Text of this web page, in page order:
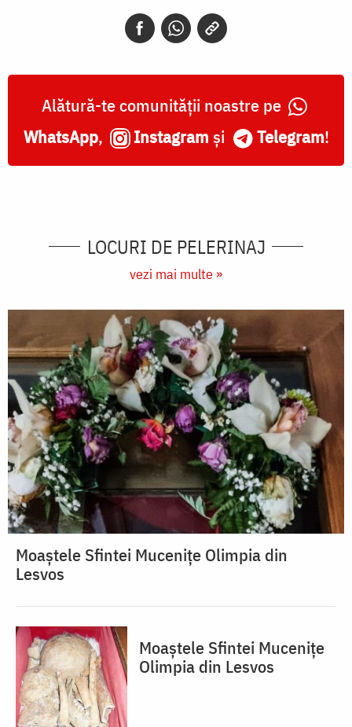
Alătură-te comunității noastre pe
WhatsApp, Instagram și Telegram!
LOCURI DE PELERINAJ
vezi mai multe »
Moaștele Sfintei Mucenițe Olimpia din
Lesvos
Moaștele Sfintei Mucenițe
Olimpia din Lesvos